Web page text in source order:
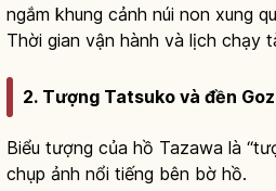
ngắm khung cảnh núi non xung
Thời gian vận hành và lịch chạy
2. Tượng Tatsuko và đền
Biểu tượng của hồ Tazawa là
chụp ảnh nổi tiếng bên bờ hồ.